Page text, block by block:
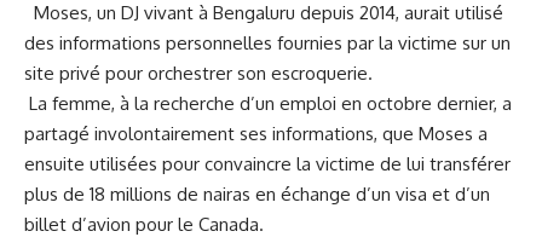
⁣ ‍ Moses,⁣ un⁤ DJ vivant à ⁤Bengaluru ‌depuis 2014, aurait utilisé
des⁢ informations⁣ personnelles fournies par⁢ la victime sur un⁢
site privé pour orchestrer son ‍escroquerie.
⁢ ‍La femme, à la recherche ​d’un emploi en octobre dernier, a
partagé involontairement ses informations, ​que Moses a
ensuite utilisées pour‌ convaincre la victime de lui transférer
plus de 18 ⁢millions de nairas​ en échange d’un visa et d’un
billet⁤ d’avion ⁣pour le Canada.